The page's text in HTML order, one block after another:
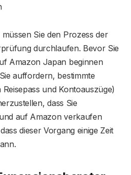
Sie den Prozess der
durchlaufen. Bevor Sie
Amazon Japan beginnen
auffordern, bestimmte
und Kontoauszüge)
dass Sie
auf Amazon verkaufen
dieser Vorgang einige Zeit